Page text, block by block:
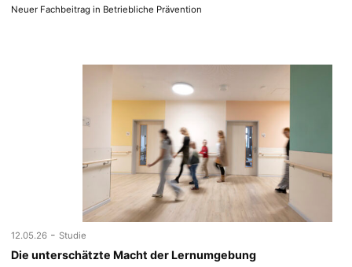
Neuer Fachbeitrag in Betriebliche Prävention
12.05.26 - Studie
Die unterschätzte Macht der Lernumgebung